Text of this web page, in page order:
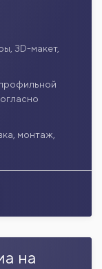
3D-макет,
монтаж,
на